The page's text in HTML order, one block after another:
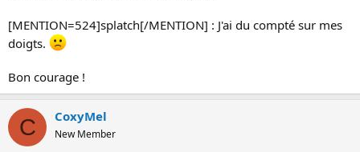
[MENTION=524]splatch[/MENTION] : J'ai du compté sur mes
doigts.
Bon courage !
C CoxyMel
New Member